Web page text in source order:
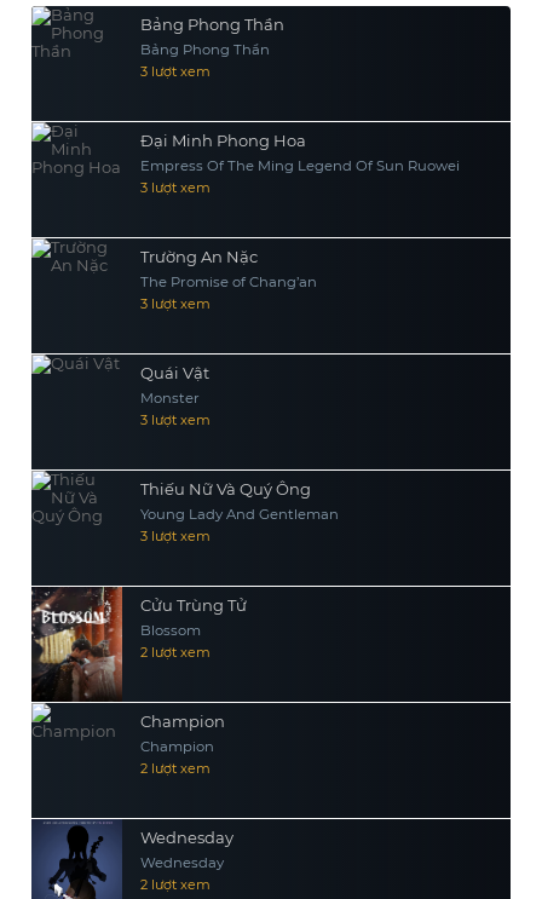
Bảng Phong Thần
Bảng Phong Thần
3 lượt xem
Đại Minh Phong Hoa
Empress Of The Ming Legend Of Sun Ruowei
3 lượt xem
Trường An Nặc
The Promise of Chang’an
3 lượt xem
Quái Vật
Monster
3 lượt xem
Thiếu Nữ Và Quý Ông
Young Lady And Gentleman
3 lượt xem
Cửu Trùng Tử
Blossom
2 lượt xem
Champion
Champion
2 lượt xem
Wednesday
Wednesday
2 lượt xem